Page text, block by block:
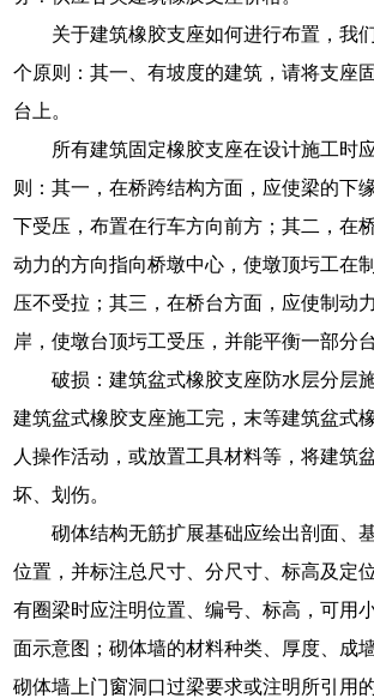
关于建筑橡胶支座如何进行布置，我
个原则：其一、有坡度的建筑，请将支座
台上。
所有建筑固定橡胶支座在设计施工时
则：其一，在桥跨结构方面，应使梁的下
下受压，布置在行车方向前方；其二，在
动力的方向指向桥墩中心，使墩顶圬工在
压不受拉；其三，在桥台方面，应使制动
岸，使墩台顶圬工受压，并能平衡一部分
破损：建筑盆式橡胶支座防水层分层
建筑盆式橡胶支座施工完，末等建筑盆式
人操作活动，或放置工具材料等，将建筑
坏、划伤。
砌体结构无筋扩展基础应绘出剖面、
位置，并标注总尺寸、分尺寸、标高及定
有圈梁时应注明位置、编号、标高，可用
面示意图；砌体墙的材料种类、厚度、成
砌体墙上门窗洞口过梁要求或注明所引用